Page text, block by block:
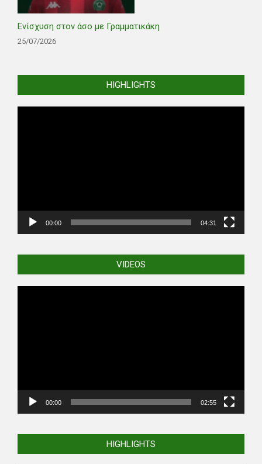
Ενίσχυση στον άσο με Γραμματικάκη
25/07/2026
HIGHLIGHTS
00:00 04:31
VIDEOS
00:00 02:55
HIGHLIGHTS